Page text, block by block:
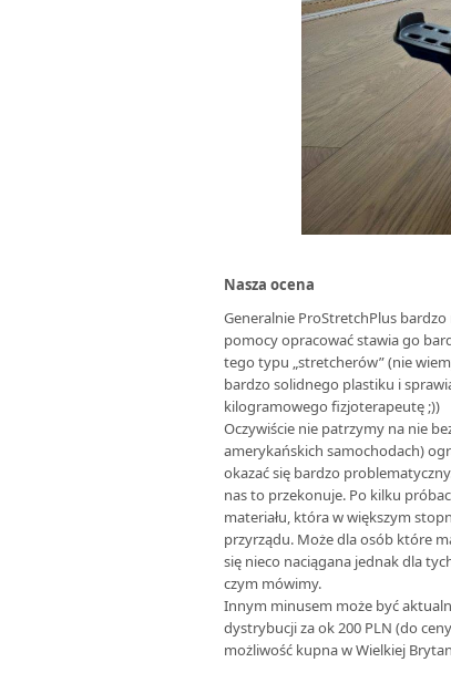
Nasza ocena
Generalnie ProStretchPlus
pomocy opracować stawia go
tego typu „stretcherów” (nie
bardzo solidnego plastiku i
kilogramowego fizjoterapeutę ;))
Oczywiście nie patrzymy na nie
amerykańskich samochodach)
okazać się bardzo
nas to przekonuje. Po kilku
materiału, która w większym
przyrządu. Może dla osób które
się nieco naciągana jednak dla
czym mówimy.
Innym minusem może być
dystrybucji za ok 200 PLN (do
możliwość kupna w Wielkiej